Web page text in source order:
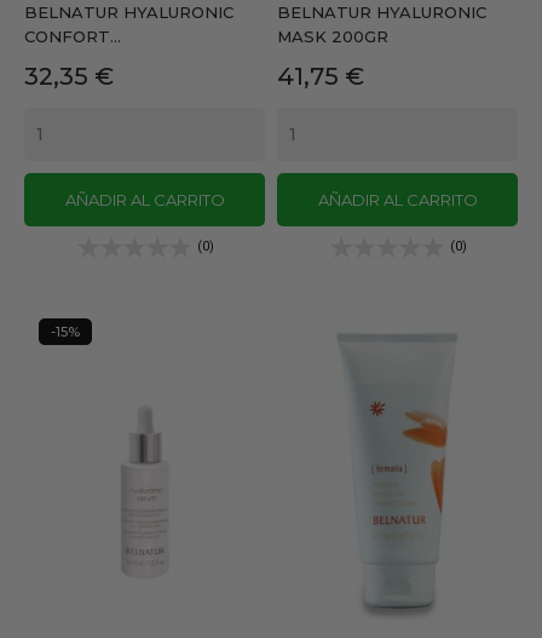
BELNATUR HYALURONIC
CONFORT...
Precio
32,35 €
AÑADIR AL CARRITO
(0)
BELNATUR HYALURONIC
MASK 200GR
Precio
41,75 €
AÑADIR AL CARRITO
(0)
-15%